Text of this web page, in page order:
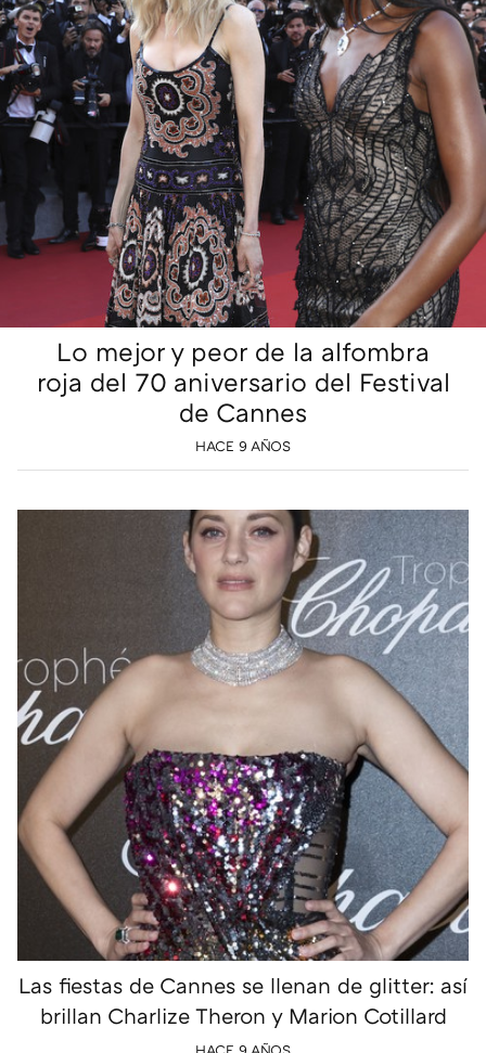
Lo mejor y peor de la alfombra
roja del 70 aniversario del Festival
de Cannes
HACE 9 AÑOS
Las fiestas de Cannes se llenan de glitter: así
brillan Charlize Theron y Marion Cotillard
HACE 9 AÑOS